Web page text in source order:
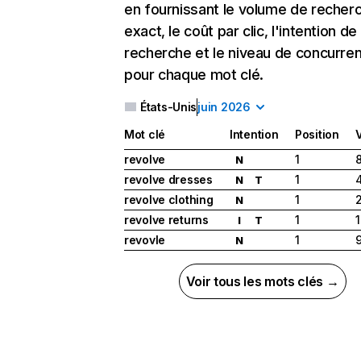
en fournissant le volume de
exact, le coût par clic, l'intention de
recherche et le niveau de
pour chaque mot clé.
États-Unisjuin 2026
Mot clé Intention Position
revolve
N 1
revolve dresses
N T 1
revolve clothing
N 1
revolve returns
I T 1
revovle
N 1
Voir tous les mots clés →